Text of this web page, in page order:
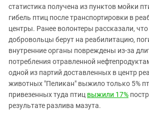
ЮФО
статистика получена из пунктов мойки
гибель птиц после транспортировки в
центры. Ранее волонтеры рассказали,
добровольцы берут на реабилитацию,
внутренние органы повреждены из-за
потребления отравленной
одной из партий доставленных в центр
животных "Пеликан" выжило только 5%
привезенных туда птиц выжили 17%
результате разлива мазута.